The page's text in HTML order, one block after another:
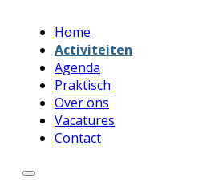
Home
Activiteiten
Agenda
Praktisch
Over ons
Vacatures
Contact